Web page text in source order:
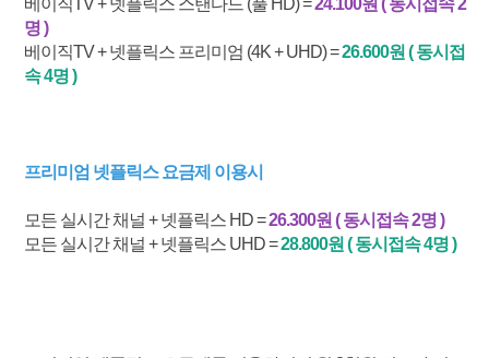
베이직TV + 넷플릭스 스탠다드 (풀 HD) =24.100원 ( 동시접속 2
명 )
베이직TV + 넷플릭스 프리미엄 (4K + UHD) =26.600원 ( 동시접
속 4명 )
프리미엄 넷플릭스 요금제 이용시
모든 실시간 채널 + 넷플릭스 HD =26.300원 ( 동시접속 2명 )
모든 실시간 채널 + 넷플릭스 UHD =28.800원 ( 동시접속 4명 )